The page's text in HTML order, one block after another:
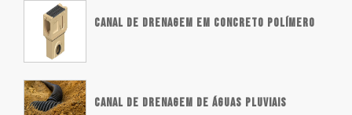
AVALIAÇÃO DE IMOVEL PARA DIVORCIO
AVALIAÇÃO DE IMOVEL PARA FINANCIAMENTO
AVALIAÇÃO DE IMOVEL PARA INVENTARIO
CANAL DE DRENAGEM EM CONCRETO POLÍMERO
CANAL DE DRENAGEM DE ÁGUAS PLUVIAIS